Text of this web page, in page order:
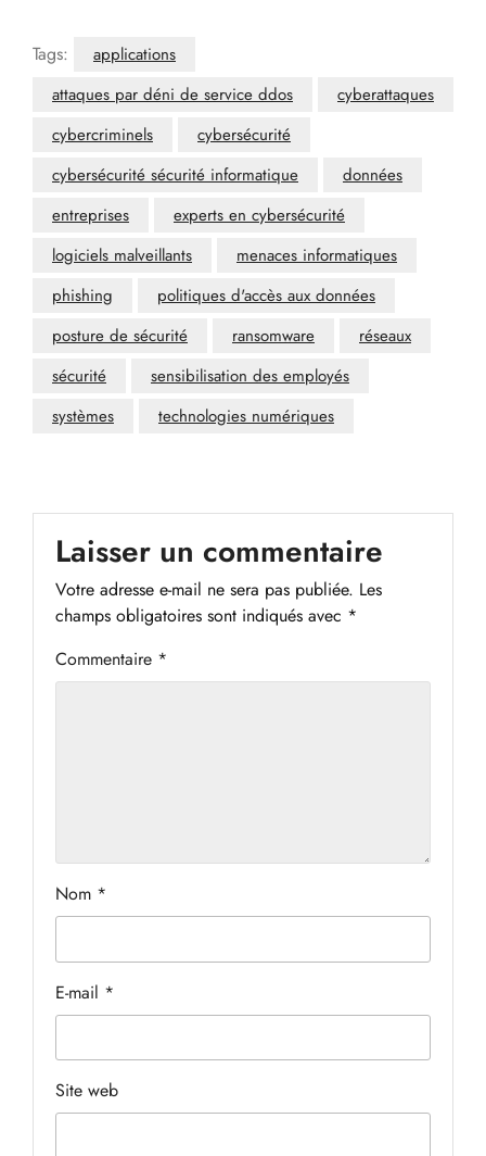
Tags:
applications
attaques par déni de service ddos
cyberattaques
cybercriminels
cybersécurité
cybersécurité sécurité informatique
données
entreprises
experts en cybersécurité
logiciels malveillants
menaces informatiques
phishing
politiques d'accès aux données
posture de sécurité
ransomware
réseaux
sécurité
sensibilisation des employés
systèmes
technologies numériques
Laisser un commentaire
Votre adresse e-mail ne sera pas publiée. Les
champs obligatoires sont indiqués avec *
Commentaire *
Nom *
E-mail *
Site web